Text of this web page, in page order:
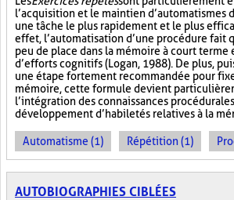
l’acquisition et le maintien d’automatismes
une tâche le plus rapidement et le plus
effet, l’automatisation d’une procédure fait
peu de place dans la mémoire à court
d’efforts cognitifs (Logan, 1988). De plus,
une étape fortement recommandée pour
mémoire, cette formule devient
l’intégration des connaissances
développement d’habiletés relatives à la
Automatisme (1) Répétition (1)
AUTOBIOGRAPHIES CIBLÉES